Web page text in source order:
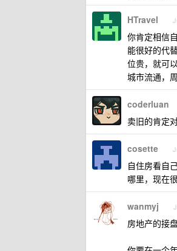
HTravel
你肯定相信
能很好的代
位贵，就可
城市流通，
coderluan
卖旧的肯定
cosette
自住房看自
哪里，现在
wanmyj
房地产的接